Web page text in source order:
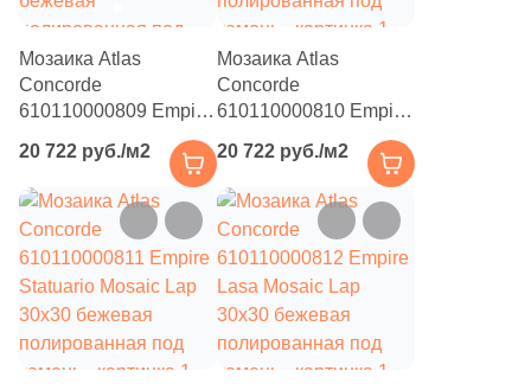
30x11.8 (1)
30x23 (7)
30x7.2 (10 )
30x12.5 (2 )
30x15 (28
30.5x10 (1)
31.6x31.6 (2)
Мозаика Atlas
Concorde
610110000809 Empire
Mosaic Lap 30x30
бежевая
полированная под
камень
20 722 руб./м2
Мозаика Atlas
Concorde
610110000810 Empire
Arabescato Mosaic Lap
30x30 бежевая
полированная под
20 722 руб./м2